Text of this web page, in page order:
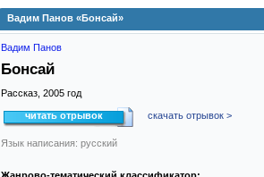
Вадим Панов «Бонсай»
Вадим Панов
Бонсай
Рассказ, 2005 год
читать отрывок скачать отрывок >
Язык написания: русский